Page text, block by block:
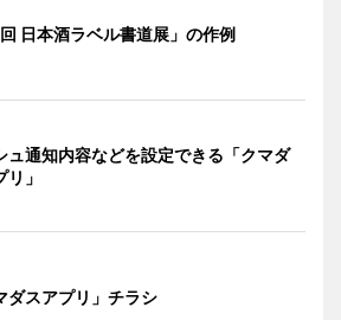
回 日本酒ラベル書道展」の作例
ュ通知内容などを設定できる「クマダ
リ」
ダスアプリ」チラシ